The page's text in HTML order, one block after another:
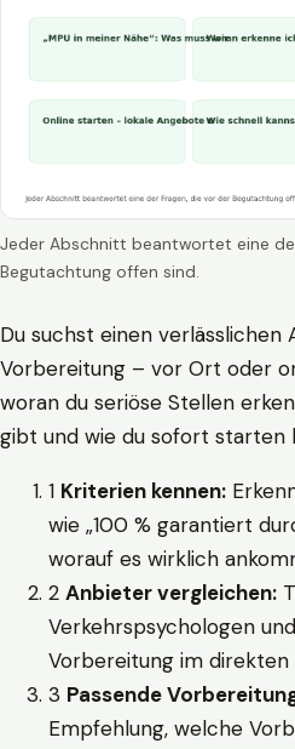
Jeder Abschnitt beantwortet eine
Begutachtung offen sind.
Du suchst einen verlässlichen
Vorbereitung – vor Ort oder
woran du seriöse Stellen
gibt und wie du sofort starten
1 Kriterien kennen:
wie „100 % garantiert
worauf es wirklich
2 Anbieter vergleichen:
Verkehrspsychologen
Vorbereitung im direkten
3 Passende
Empfehlung, welche